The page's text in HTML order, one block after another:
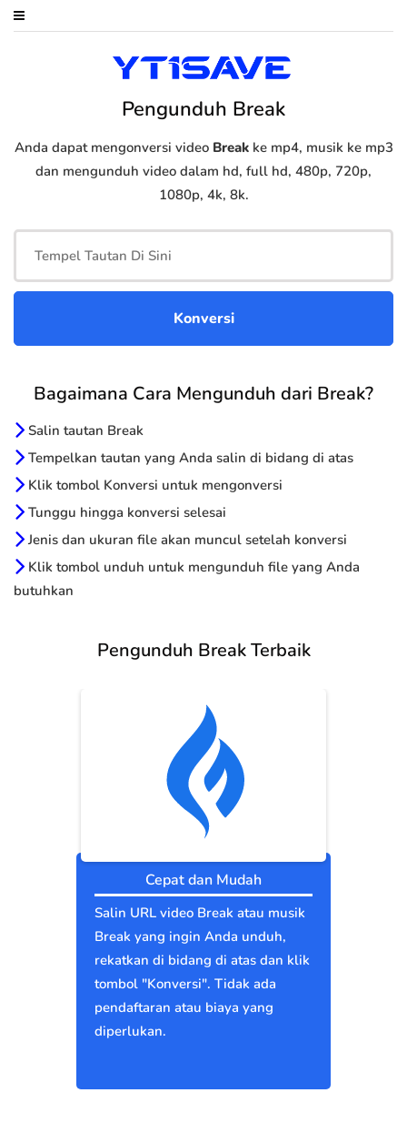
Pengunduh Break
Anda dapat mengonversi video Breakke mp4, musik ke mp3
dan mengunduh video dalam hd, full hd, 480p, 720p,
1080p, 4k, 8k.
Bagaimana Cara Mengunduh dari Break?
Salin tautan Break
Tempelkan tautan yang Anda salin di bidang di atas
Klik tombol Konversi untuk mengonversi
Tunggu hingga konversi selesai
Jenis dan ukuran file akan muncul setelah konversi
Klik tombol unduh untuk mengunduh file yang Anda
butuhkan
Pengunduh Break Terbaik
Cepat dan Mudah
Salin URL video Break atau musik
Break yang ingin Anda unduh,
rekatkan di bidang di atas dan klik
tombol "Konversi". Tidak ada
pendaftaran atau biaya yang
diperlukan.